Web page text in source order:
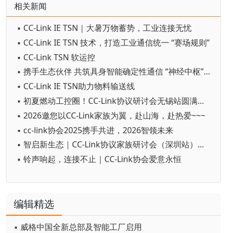
相关新闻
▪ CC-Link IE TSN｜大暑万物蓄势，工业连接无忧
▪ CC-Link IE TSN 技术，打造工业通信统一 “赛场规则”
▪ CC-Link TSN 软运控
▪ 携手生态伙伴 共筑具身智能确定性通信 “神经中枢”—CC-Link IE TSN
▪ CC-Link IE TSN助力物料输送线
▪ 初夏燃动工控圈！CC-Link协议研讨会无锡站圆满收官
▪ 2026邀您以CC-Link家族为翼，赴山海，赴热爱~~~
▪ cc-link协会2025携手共进，2026智领未来
▪ 智启新生态｜CC-Link协议家族研讨会（深圳站）圆满落幕
▪ 铃声响起，连接不止｜CC-Link协会爱意永恒
编辑精选
▪ 威格中国全新总部及智能工厂启用